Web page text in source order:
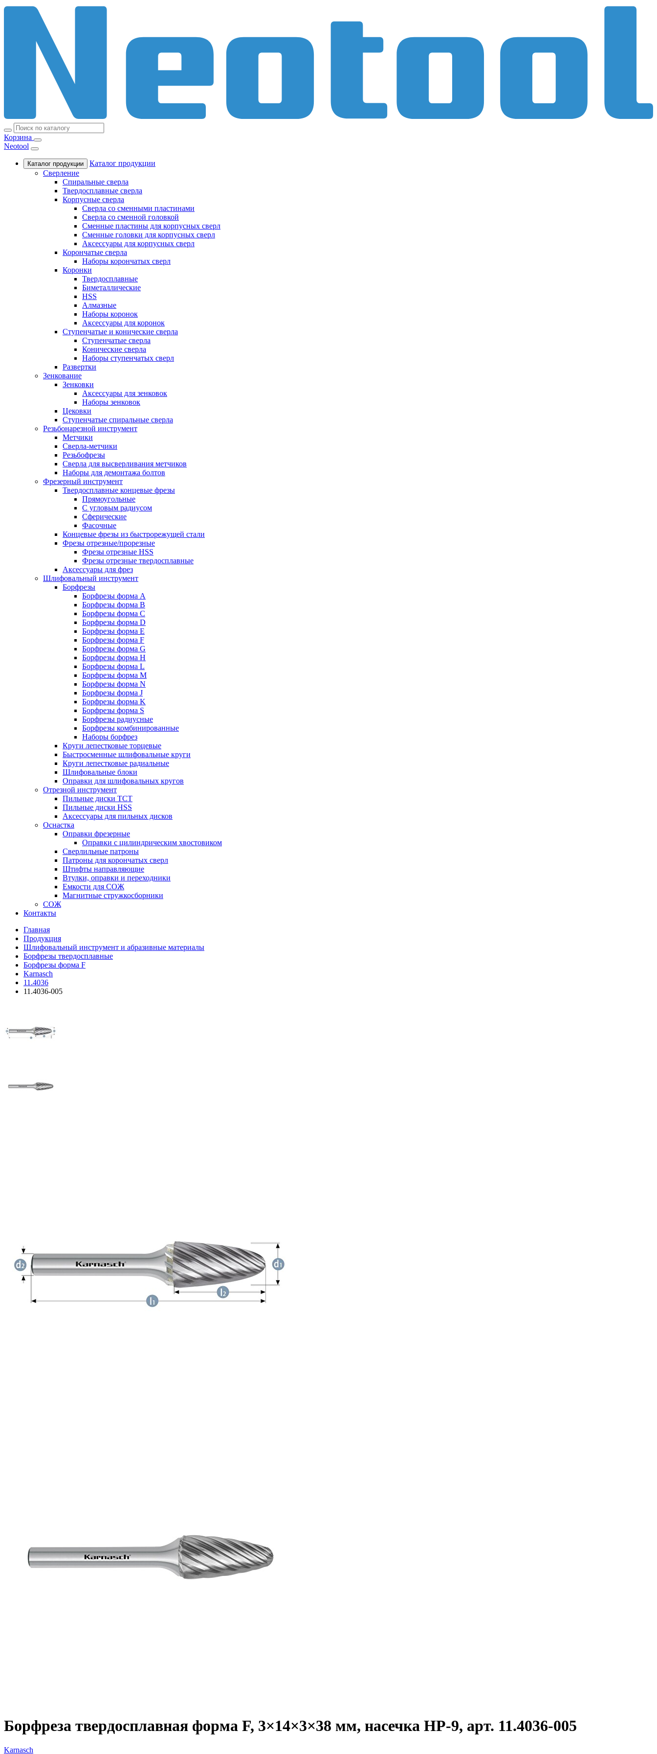
Корзина
Neotool
Каталог продукции
Каталог продукции
Сверление
Спиральные сверла
Твердосплавные сверла
Корпусные сверла
Сверла со сменными пластинами
Сверла со сменной головкой
Сменные пластины для корпусных сверл
Сменные головки для корпусных сверл
Аксессуары для корпусных сверл
Корончатые сверла
Наборы корончатых сверл
Коронки
Твердосплавные
Биметаллические
HSS
Алмазные
Наборы коронок
Аксессуары для коронок
Ступенчатые и конические сверла
Ступенчатые сверла
Конические сверла
Наборы ступенчатых сверл
Развертки
Зенкование
Зенковки
Аксессуары для зенковок
Наборы зенковок
Цековки
Ступенчатые спиральные сверла
Резьбонарезной инструмент
Метчики
Сверла-метчики
Резьбофрезы
Сверла для высверливания метчиков
Наборы для демонтажа болтов
Фрезерный инструмент
Твердосплавные концевые фрезы
Прямоугольные
С угловым радиусом
Сферические
Фасочные
Концевые фрезы из быстрорежущей стали
Фрезы отрезные/прорезные
Фрезы отрезные HSS
Фрезы отрезные твердосплавные
Аксессуары для фрез
Шлифовальный инструмент
Борфрезы
Борфрезы форма A
Борфрезы форма B
Борфрезы форма C
Борфрезы форма D
Борфрезы форма E
Борфрезы форма F
Борфрезы форма G
Борфрезы форма H
Борфрезы форма L
Борфрезы форма M
Борфрезы форма N
Борфрезы форма J
Борфрезы форма K
Борфрезы форма S
Борфрезы радиусные
Борфрезы комбинированные
Наборы борфрез
Круги лепестковые торцевые
Быстросменные шлифовальные круги
Круги лепестковые радиальные
Шлифовальные блоки
Оправки для шлифовальных кругов
Отрезной инструмент
Пильные диски ТСТ
Пильные диски HSS
Аксессуары для пильных дисков
Оснастка
Оправки фрезерные
Оправки с цилиндрическим хвостовиком
Сверлильные патроны
Патроны для корончатых сверл
Штифты направляющие
Втулки, оправки и переходники
Емкости для СОЖ
Магнитные стружкосборники
СОЖ
Контакты
Главная
Продукция
Шлифовальный инструмент и абразивные материалы
Борфрезы твердосплавные
Борфрезы форма F
Karnasch
11.4036
11.4036-005
Борфреза твердосплавная форма F, 3×14×3×38 мм, насечка HP-9, арт. 11.4036-005
Karnasch